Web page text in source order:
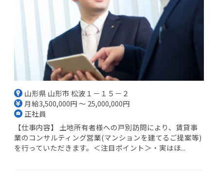
山形県 山形市 松波１－１５－２
月給3,500,000円 ～ 25,000,000円
正社員
【仕事内容】 土地所有者様への戸別訪問により、賃貸事
業のコンサルティング営業(マンションを建てるご提案等)
を行っていただきます。＜注目ポイント＞・実はほ...